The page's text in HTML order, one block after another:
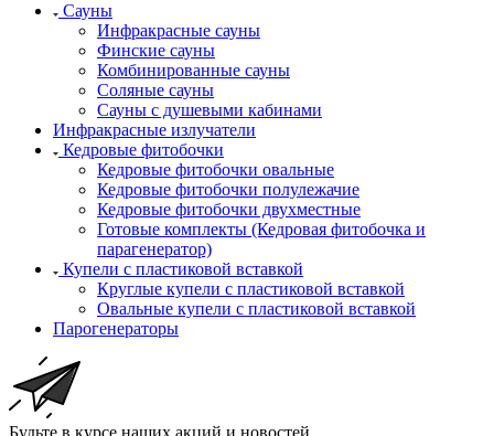
Сауны
Инфракрасные сауны
Финские сауны
Комбинированные сауны
Соляные сауны
Сауны с душевыми кабинами
Инфракрасные излучатели
Кедровые фитобочки
Кедровые фитобочки овальные
Кедровые фитобочки полулежачие
Кедровые фитобочки двухместные
Готовые комплекты (Кедровая фитобочка и
парагенератор)
Купели с пластиковой вставкой
Круглые купели с пластиковой вставкой
Овальные купели с пластиковой вставкой
Парогенераторы
Будьте в курсе наших акций и новостей